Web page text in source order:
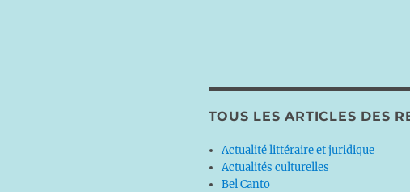
TOUS LES ARTICLES DES
Actualité littéraire et juridique
Actualités culturelles
Bel Canto